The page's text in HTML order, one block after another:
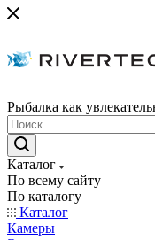
Рыбалка как
Каталог
По всему сайту
По каталогу
Каталог
Камеры